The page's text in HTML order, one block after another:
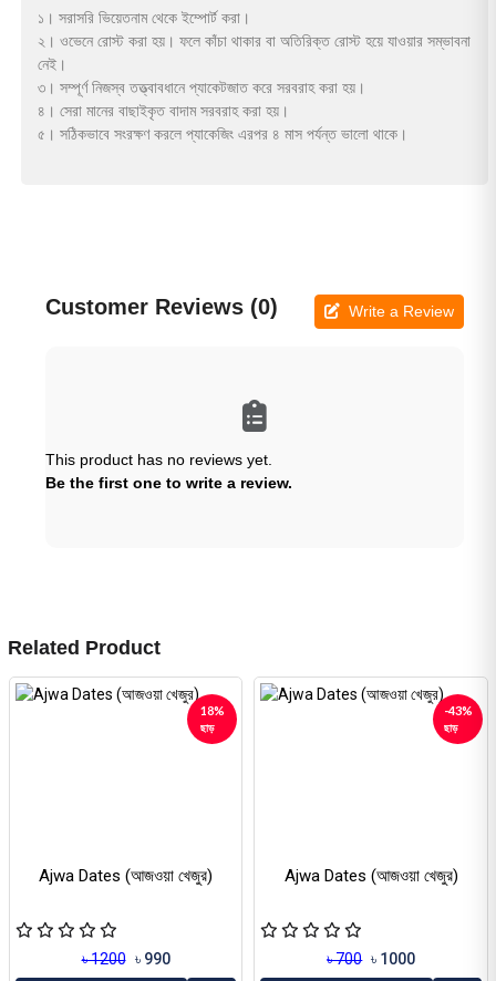
১। সরাসরি ভিয়েতনাম থেকে ইম্পোর্ট করা।
২। ওভেনে রোস্ট করা হয়। ফলে কাঁচা থাকার বা অতিরিক্ত রোস্ট হয়ে যাওয়ার সম্ভাবনা
নেই।
৩। সম্পূর্ণ নিজস্ব তত্ত্বাবধানে প্যাকেটজাত করে সরবরাহ করা হয়।
৪। সেরা মানের বাছাইকৃত বাদাম সরবরাহ করা হয়।
৫। সঠিকভাবে সংরক্ষণ করলে প্যাকেজিং এরপর ৪ মাস পর্যন্ত ভালো থাকে।
Customer Reviews (0) Write a Review
This product has no reviews yet.
Be the first one to write a review.
Related Product
18%
ছাড়
Ajwa Dates (আজওয়া খেজুর)
৳ 1200 ৳ 990
-43%
ছাড়
Ajwa Dates (আজওয়া খেজুর)
৳ 700 ৳ 1000